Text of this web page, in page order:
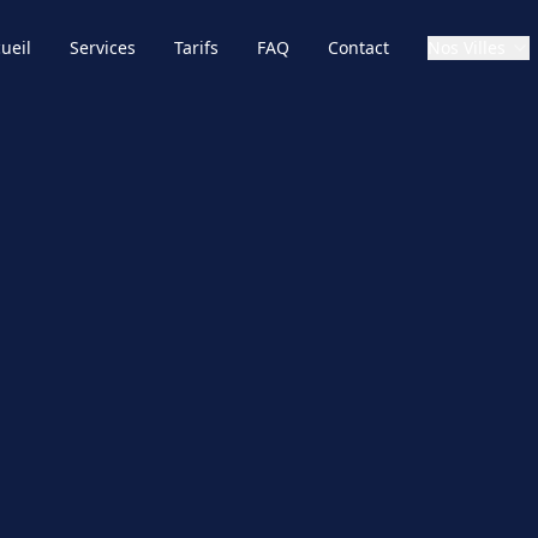
Services Tarifs FAQ Contact